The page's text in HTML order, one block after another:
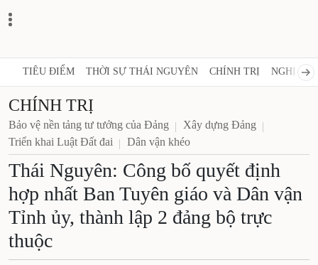
TIÊU ĐIỂM THỜI SỰ THÁI NGUYÊN CHÍNH TRỊ NGHỊ
CHÍNH TRỊ
Bảo vệ nền tảng tư tưởng của Đảng
Xây dựng Đảng
Triển khai Luật Đất đai
Dân vận khéo
Thái Nguyên: Công bố quyết định
hợp nhất Ban Tuyên giáo và Dân vận
Tỉnh ủy, thành lập 2 đảng bộ trực
thuộc